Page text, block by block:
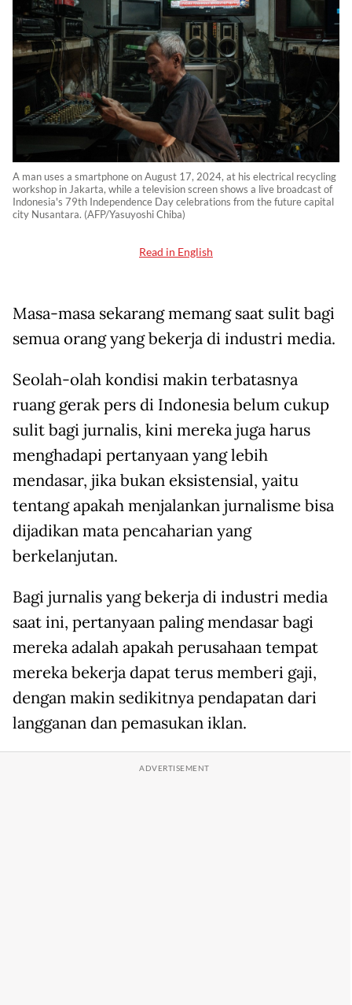
A man uses a smartphone on August 17, 2024, at his electrical recycling
workshop in Jakarta, while a television screen shows a live broadcast of
Indonesia's 79th Independence Day celebrations from the future capital
city Nusantara. (AFP/Yasuyoshi Chiba)
Read in English
Masa-masa sekarang memang saat sulit bagi
semua orang yang bekerja di industri media.
Seolah-olah kondisi makin terbatasnya
ruang gerak pers di Indonesia belum cukup
sulit bagi jurnalis, kini mereka juga harus
menghadapi pertanyaan yang lebih
mendasar, jika bukan eksistensial, yaitu
tentang apakah menjalankan jurnalisme bisa
dijadikan mata pencaharian yang
berkelanjutan.
Bagi jurnalis yang bekerja di industri media
saat ini, pertanyaan paling mendasar bagi
mereka adalah apakah perusahaan tempat
mereka bekerja dapat terus memberi gaji,
dengan makin sedikitnya pendapatan dari
langganan dan pemasukan iklan.